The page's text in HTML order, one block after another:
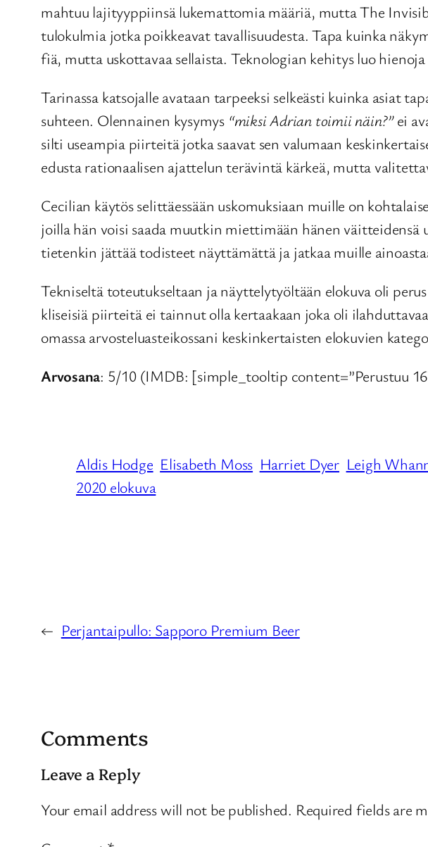
mahtuu lajityyppiinsä lukemattomia määriä, mutta The
tulokulmia jotka poikkeavat tavallisuudesta. Tapa kuinka
fiä, mutta uskottavaa sellaista. Teknologian kehitys luo
Tarinassa katsojalle avataan tarpeeksi selkeästi kuinka asiat
suhteen. Olennainen kysymys “miksi Adrian toimii näin?”ei
silti useampia piirteitä jotka saavat sen valumaan
edusta rationaalisen ajattelun terävintä kärkeä, mutta
Cecilian käytös selittäessään uskomuksiaan muille on
joilla hän voisi saada muutkin miettimään hänen väitteidensä
tietenkin jättää todisteet näyttämättä ja jatkaa muille
Tekniseltä toteutukseltaan ja näyttelytyöltään elokuva oli
kliseisiä piirteitä ei tainnut olla kertaakaan joka oli
omassa arvosteluasteikossani keskinkertaisten elokuvien
Arvosana: 5/10 (IMDB: [simple_tooltip content=”Perustuu
Aldis Hodge Elisabeth Moss Harriet Dyer Leigh
2020 elokuva
← Perjantaipullo: Sapporo Premium Beer
Comments
Leave a Reply
Your email address will not be published. Required fields are